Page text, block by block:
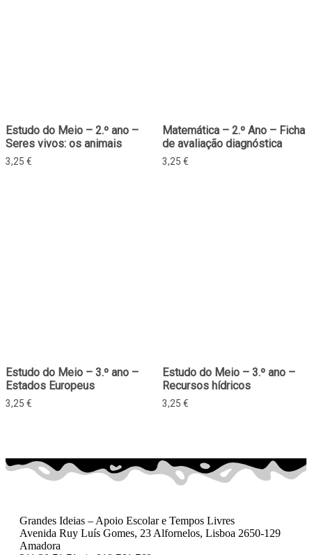
Estudo do Meio – 2.º ano –
Seres vivos: os animais
3,25 €
Matemática – 2.º Ano – Ficha
de avaliação diagnóstica
3,25 €
Estudo do Meio – 3.º ano –
Estados Europeus
3,25 €
Estudo do Meio – 3.º ano –
Recursos hídricos
3,25 €
Grandes Ideias – Apoio Escolar e Tempos Livres
Avenida Ruy Luís Gomes, 23 Alfornelos, Lisboa 2650-129
Amadora